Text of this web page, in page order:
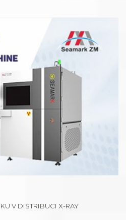
V DISTRIBUCI X-RAY